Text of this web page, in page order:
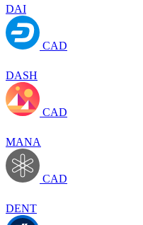
DAI
CAD
DASH
CAD
MANA
CAD
DENT